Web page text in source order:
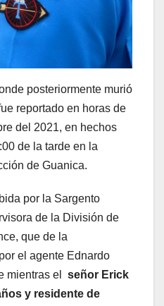
posteriormente murió
reportado en horas de
del 2021, en hechos
de la tarde en la
de Guanica.
por la Sargento
de la División de
que de la
el agente Ednardo
mientras el señor Erick
y residente de